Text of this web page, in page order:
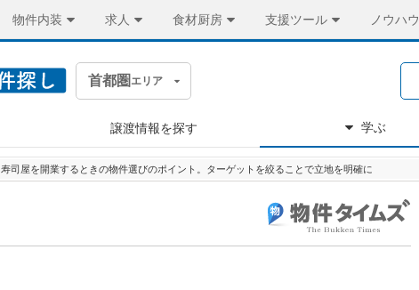
物件内装 求人 食材厨房 支援ツール ノウハウ
首都圏 エリア
譲渡情報を探す 学ぶ
寿司屋を開業するときの物件選びのポイント。ターゲットを絞ることで立地を明確に